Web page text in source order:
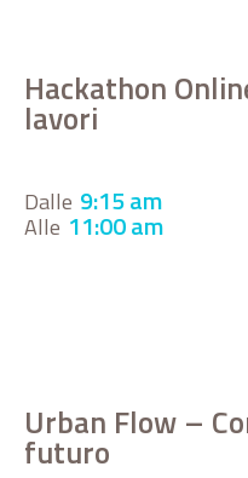
Hackathon
lavori
Dalle 9:15 am
Alle 11:00 am
Urban Flow –
futuro